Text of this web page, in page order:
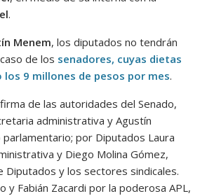
.
Menem, los diputados no tendrán
de los senadores, cuyas dietas
los 9 millones de pesos por mes.
de las autoridades del Senado,
administrativa y Agustín
por Diputados Laura
y Diego Molina Gómez,
Diputados y los sectores sindicales.
y Fabián Zacardi por la poderosa APL,